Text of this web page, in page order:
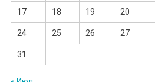
17 18 19 20
24 25 26 27
31